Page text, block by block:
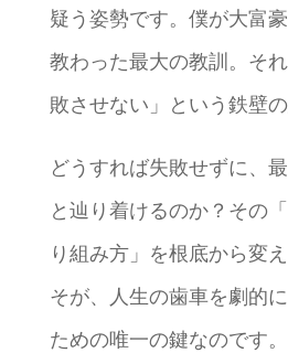
疑う姿勢です。僕が大富
教わった最大の教訓。そ
敗させない」という鉄壁の
どうすれば失敗せずに、
と辿り着けるのか？その
り組み方」を根底から変
そが、人生の歯車を劇的
ための唯一の鍵なのです。